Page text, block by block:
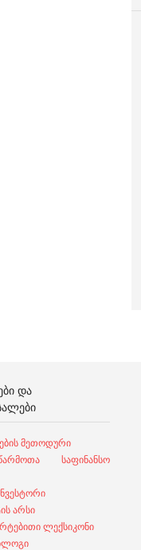
ᲓᲐ
მეთოდური
საფინანსო
არსი
ლექსიკონი